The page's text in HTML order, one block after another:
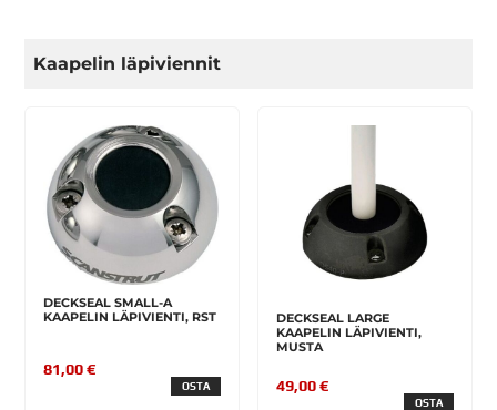
Kaapelin läpiviennit
DECKSEAL SMALL-A
KAAPELIN LÄPIVIENTI, RST
81,00 €
OSTA
DECKSEAL LARGE
KAAPELIN LÄPIVIENTI,
MUSTA
49,00 €
OSTA